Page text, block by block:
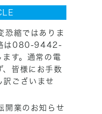
恐縮ではありま
は080-9442-
す。通常の電
、皆様にお手数
訳ございませ
開業のお知らせ